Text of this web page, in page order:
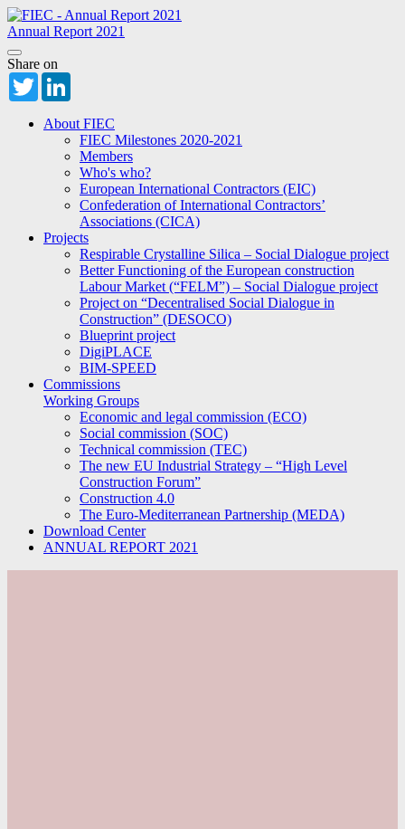
Annual Report 2021
Share on
Twitter
About FIEC
FIEC Milestones 2020-2021
Members
Who's who?
European International Contractors (EIC)
Confederation of International Contractors’
Associations (CICA)
Projects
Respirable Crystalline Silica – Social Dialogue project
Better Functioning of the European construction
Labour Market (“FELM”) – Social Dialogue project
Project on “Decentralised Social Dialogue in
Construction” (DESOCO)
Blueprint project
DigiPLACE
BIM-SPEED
Commissions
Working Groups
Economic and legal commission (ECO)
Social commission (SOC)
Technical commission (TEC)
The new EU Industrial Strategy – “High Level
Construction Forum”
Construction 4.0
The Euro-Mediterranean Partnership (MEDA)
Download Center
ANNUAL REPORT 2021